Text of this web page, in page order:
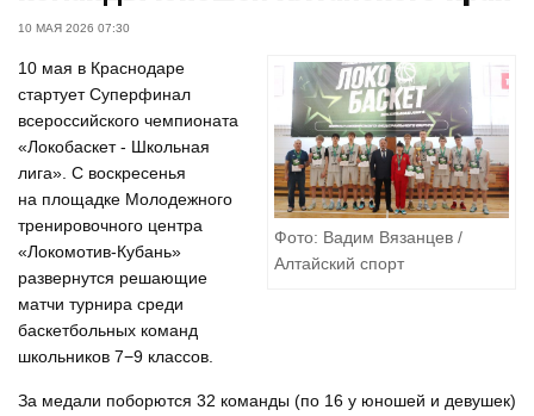
10 МАЯ 2026 07:30
Фото: Вадим Вязанцев /
Алтайский спорт
10 мая в Краснодаре
стартует Суперфинал
всероссийского чемпионата
«Локобаскет - Школьная
лига». С воскресенья
на площадке Молодежного
тренировочного центра
«Локомотив-Кубань»
развернутся решающие
матчи турнира среди
баскетбольных команд
школьников 7−9 классов.
За медали поборются 32 команды (по 16 у юношей и девушек)